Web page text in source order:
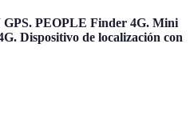
GPS. PEOPLE Finder 4G. Mini
Dispositivo de localización con